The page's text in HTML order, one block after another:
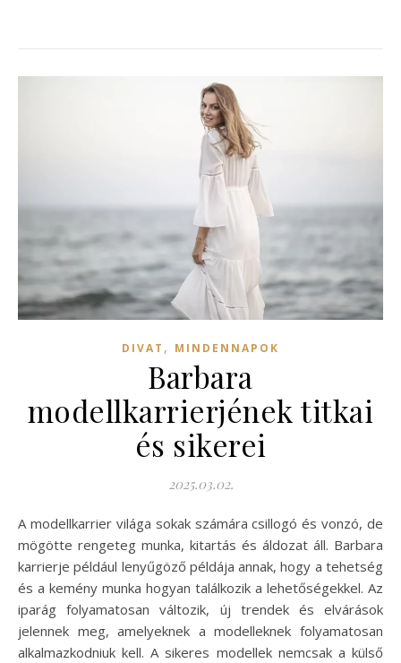
DIVAT , MINDENNAPOK
Barbara
modellkarrierjének titkai
és sikerei
2025.03.02.
A modellkarrier világa sokak számára csillogó és vonzó, de
mögötte rengeteg munka, kitartás és áldozat áll. Barbara
karrierje például lenyűgöző példája annak, hogy a tehetség
és a kemény munka hogyan találkozik a lehetőségekkel. Az
iparág folyamatosan változik, új trendek és elvárások
jelennek meg, amelyeknek a modelleknek folyamatosan
alkalmazkodniuk kell. A sikeres modellek nemcsak a külső